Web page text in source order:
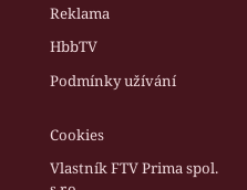
Reklama
HbbTV
Podmínky užívání
Cookies
Vlastník FTV Prima spol.